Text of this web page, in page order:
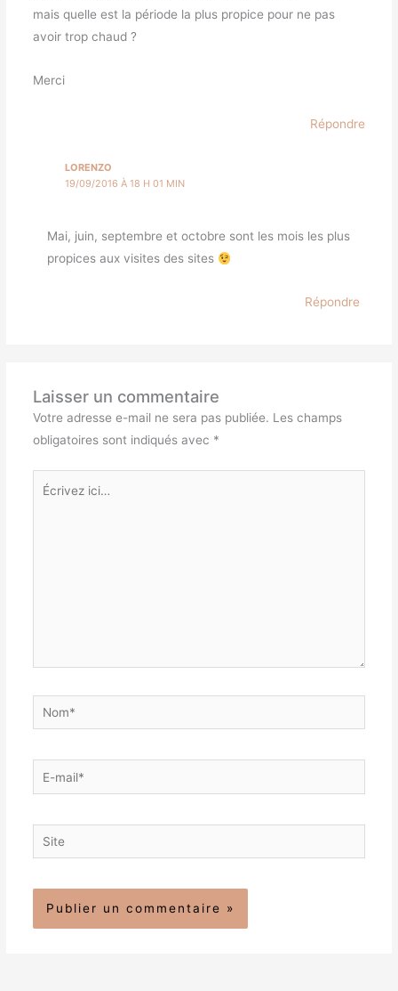
mais quelle est la période la plus propice pour ne pas
avoir trop chaud ?
Merci
Répondre
LORENZO
19/09/2016 À 18 H 01 MIN
Mai, juin, septembre et octobre sont les mois les plus
propices aux visites des sites
Répondre
Laisser un commentaire
Votre adresse e-mail ne sera pas publiée. Les champs
obligatoires sont indiqués avec *
Écrivez
Nom*
E-
mail*
Site